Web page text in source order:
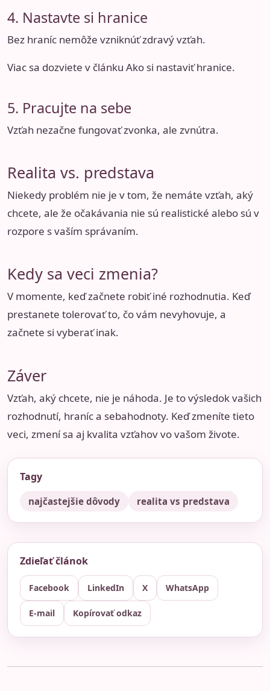
4. Nastavte si hranice
Bez hraníc nemôže vzniknúť zdravý vzťah.
Viac sa dozviete v článku Ako si nastaviť hranice.
5. Pracujte na sebe
Vzťah nezačne fungovať zvonka, ale zvnútra.
Realita vs. predstava
Niekedy problém nie je v tom, že nemáte vzťah, aký
chcete, ale že očakávania nie sú realistické alebo sú v
rozpore s vaším správaním.
Kedy sa veci zmenia?
V momente, keď začnete robiť iné rozhodnutia. Keď
prestanete tolerovať to, čo vám nevyhovuje, a
začnete si vyberať inak.
Záver
Vzťah, aký chcete, nie je náhoda. Je to výsledok vašich
rozhodnutí, hraníc a sebahodnoty. Keď zmeníte tieto
veci, zmení sa aj kvalita vzťahov vo vašom živote.
Tagy
najčastejšie dôvody realita vs predstava
Zdieľať článok
Facebook LinkedIn X WhatsApp
E-mail Kopírovať odkaz